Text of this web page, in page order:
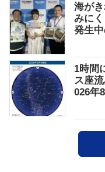
海が
みに
発生
1時間
ス座
026年